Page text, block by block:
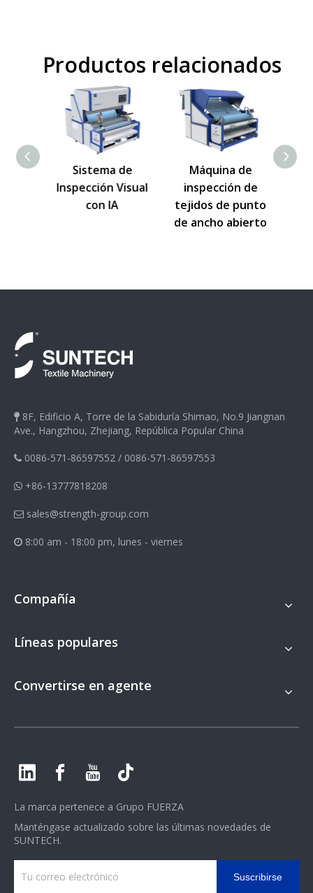
Productos relacionados
Sistema de
Inspección Visual
con IA
Máquina de
inspección de
tejidos de punto
de ancho abierto
 8F, Edificio A, Torre de la Sabiduría Shimao, No.9 Jiangnan
Ave., Hangzhou, Zhejiang, República Popular China
 0086-571-86597552 / 0086-571-86597553
 +86-13777818208
 sales@strength-group.com
 8:00 am - 18:00 pm, lunes - viernes
Compañía
Líneas populares
Convertirse en agente
La marca pertenece a Grupo FUERZA
Manténgase actualizado sobre las últimas novedades de
SUNTECH.
Suscribirse